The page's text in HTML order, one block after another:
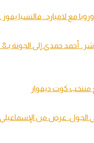
مع لامبارد.. فالنسيا
منتخب كوت ديفوار
في الجول: عرض من